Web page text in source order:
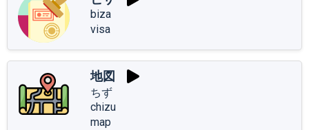
biza
visa
地図
ちず
chizu
map